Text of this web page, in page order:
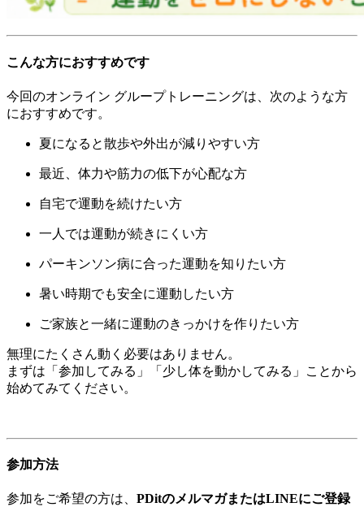
こんな方におすすめです
今回のオンライン グループトレーニングは、次のような方
におすすめです。
夏になると散歩や外出が減りやすい方
最近、体力や筋力の低下が心配な方
自宅で運動を続けたい方
一人では運動が続きにくい方
パーキンソン病に合った運動を知りたい方
暑い時期でも安全に運動したい方
ご家族と一緒に運動のきっかけを作りたい方
無理にたくさん動く必要はありません。
まずは「参加してみる」「少し体を動かしてみる」ことから
始めてみてください。
参加方法
参加をご希望の方は、 PDitのメルマガまたはLINEにご登録